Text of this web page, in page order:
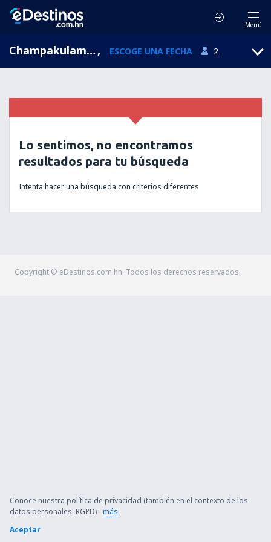
Menú
Champakulam, Kerala, India, ESCOGE UNA FECHA 2
Lo sentimos, no encontramos
resultados para tu búsqueda
Intenta hacer una búsqueda con criterios diferentes
Copyright © eDestinos.com.hn. Todos los derechos reservados.
Conoce nuestra política de privacidad (también en el contexto de los
datos personales: RGPD) -más.
Aceptar